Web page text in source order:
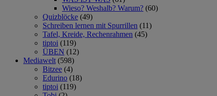
Wieso? Weshalb? Warum? (60)
Quizblöcke (49)
Schreiben lernen mit Spurrillen (11)
Tafel, Kreide, Rechenrahmen (45)
tiptoi (119)
ÜBEN (12)
Mediawelt (598)
Bitzee (4)
Edurino (18)
tiptoi (119)